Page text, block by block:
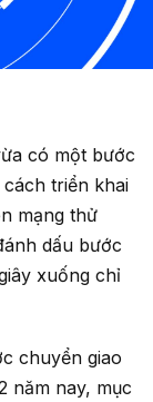
có một bước
triển khai
mạng thử
dấu bước
xuống chỉ
chuyển giao
năm nay, mục